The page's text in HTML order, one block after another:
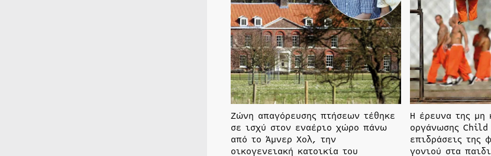
Ζώνη απαγόρευσης πτήσεων τέθηκε
σε ισχύ στον εναέριο χώρο πάνω
από το Άμνερ Χολ, την
οικογενειακή κατοικία του
Η έρευνα της μη
οργάνωσης Child
επιδράσεις της
γονιού στα